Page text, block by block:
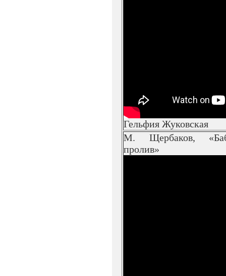
Гельфия Жуковская
М. Щербаков, «Баб-
пролив»